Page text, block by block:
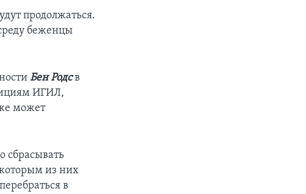
продолжаться.
беженцы
Бен Родсв
ИГИЛ,
может
сбрасывать
из них
в